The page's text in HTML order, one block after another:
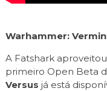
Warhammer:
A Fatshark
primeiro Open Beta
Versus já está